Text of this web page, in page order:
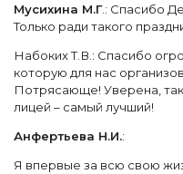
Мусихина М.Г.: Спасибо
Только ради такого
Набоких Т.В.: Спасибо
которую для нас
Потрясающе! Уверена,
лицей – самый лучший!
Анфертьева Н.И.:
Я впервые за всю свою